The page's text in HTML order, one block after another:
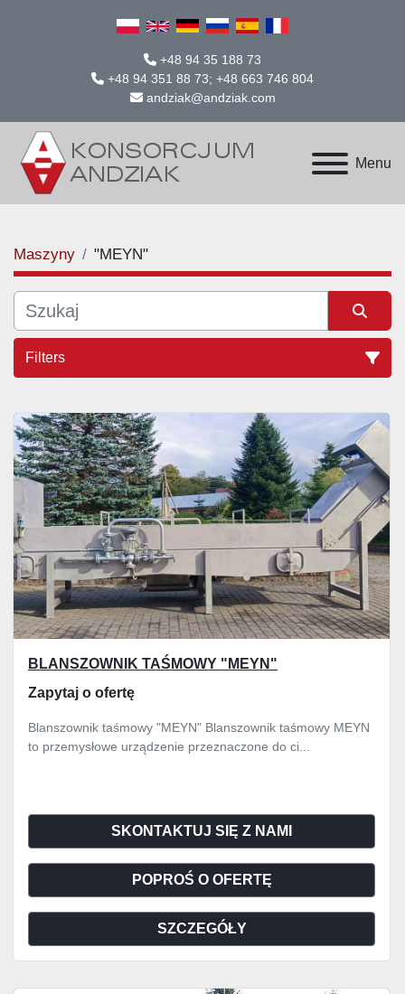
+48 94 35 188 73
+48 94 351 88 73; +48 663 746 804
andziak@andziak.com
Menu
Maszyny "MEYN"
Filters
Wszystkie kategorie
Sortuj według
BLANSZOWNIK TAŚMOWY "MEYN"
Zapytaj o ofertę
Blanszownik taśmowy "MEYN" Blanszownik taśmowy MEYN
to przemysłowe urządzenie przeznaczone do ci...
SKONTAKTUJ SIĘ Z NAMI
POPROŚ O OFERTĘ
SZCZEGÓŁY